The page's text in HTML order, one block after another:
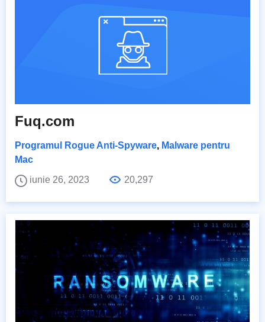
Fuq.com
Programul Rogue Anti-Spyware, Malware pentru
Mac
iunie 26, 2023
20,297